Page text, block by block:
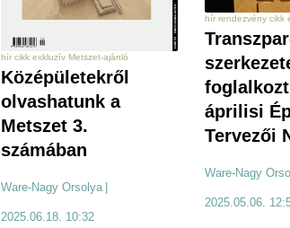
hír cikk exkluzív Metszet-ajánló
Középületekről
olvashatunk a
Metszet 3.
számában
Ware-Nagy Orsolya
2025.06.18. 10:32
hír rendezvény cikk
áprilisi
Tervezői
Ware-Nagy
2025.05.06.